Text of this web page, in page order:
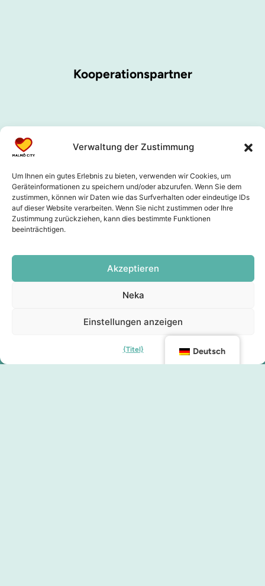
Verwaltung der Zustimmung
Um Ihnen ein gutes Erlebnis zu bieten, verwenden wir Cookies, um
Geräteinformationen zu speichern und/oder abzurufen. Wenn Sie dem
zustimmen, können wir Daten wie das Surfverhalten oder eindeutige IDs
auf dieser Website verarbeiten. Wenn Sie nicht zustimmen oder Ihre
Zustimmung zurückziehen, kann dies bestimmte Funktionen
beeinträchtigen.
Akzeptieren
Neka
Einstellungen anzeigen
{Titel}
Kooperationspartner
Deutsch